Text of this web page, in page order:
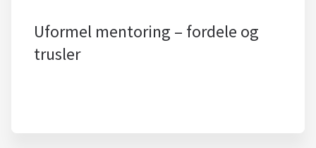
Uformel mentoring – fordele og
trusler